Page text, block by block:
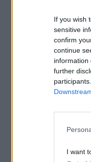
If you wish
sensitive
confirm
continue
information
further
I want